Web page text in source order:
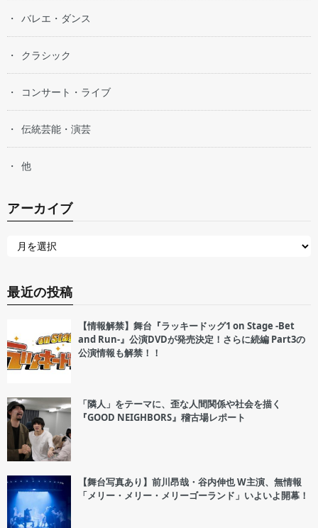
バレエ・ダンス
クラシック
コンサート・ライブ
伝統芸能・演芸
他
アーカイブ
最近の投稿
【情報解禁】舞台『ラッキードッグ1 on Stage -Bet
and Run-』公演DVDが発売決定！さらに続編 Part3の
公演情報も解禁！！
「隣人」をテーマに、歪な人間関係や社会を描く
『GOOD NEIGHBORS』稽古場レポート
【舞台写真あり】前川昂哉・谷内伸也 W主演、無情報
「メリー・メリー・メリーゴーランド」いよいよ開幕！